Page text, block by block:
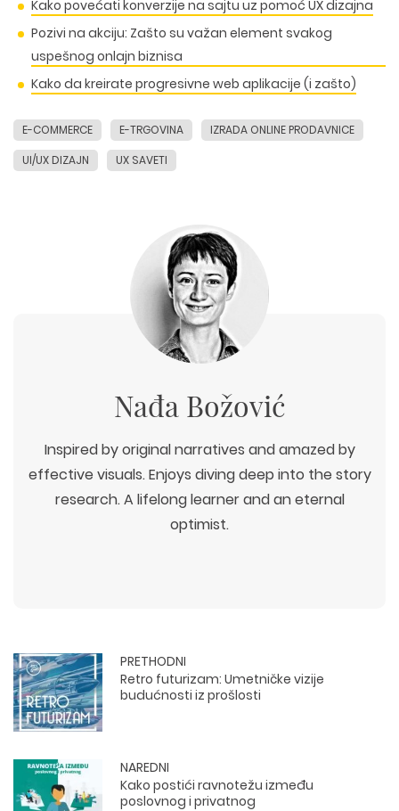
Kako povećati konverzije na sajtu uz pomoć UX dizajna
Pozivi na akciju: Zašto su važan element svakog
uspešnog onlajn biznisa
Kako da kreirate progresivne web aplikacije (i zašto)
E-COMMERCE E-TRGOVINA
IZRADA ONLINE PRODAVNICE
UI/UX DIZAJN
UX SAVETI
Nađa Božović
Inspired by original narratives and amazed by
effective visuals. Enjoys diving deep into the story
research. A lifelong learner and an eternal
optimist.
PRETHODNI
Retro futurizam: Umetničke vizije
budućnosti iz prošlosti
NAREDNI
Kako postići ravnotežu između
poslovnog i privatnog